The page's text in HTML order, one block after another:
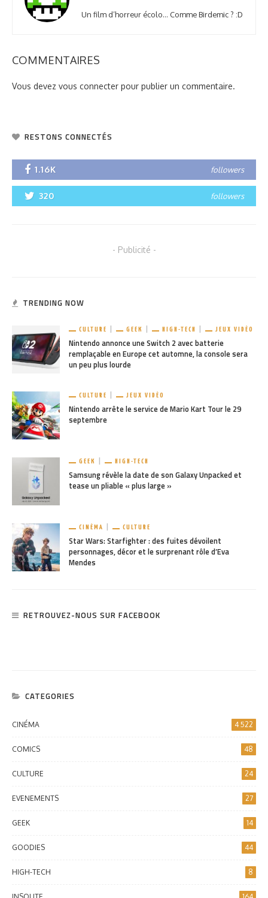
Un film d’horreur écolo… Comme Birdemic ? :D
COMMENTAIRES
Vous devez vous connecter pour publier un commentaire.
RESTONS CONNECTÉS
1.16K followers
320 followers
- Publicité -
TRENDING NOW
CULTURE GEEK HIGH-TECH JEUX VIDÉO
Nintendo annonce une Switch 2 avec batterie
remplaçable en Europe cet automne, la console sera
un peu plus lourde
CULTURE JEUX VIDÉO
Nintendo arrête le service de Mario Kart Tour le 29
septembre
GEEK HIGH-TECH
Samsung révèle la date de son Galaxy Unpacked et
tease un pliable « plus large »
CINÉMA CULTURE
Star Wars: Starfighter : des fuites dévoilent
personnages, décor et le surprenant rôle d’Eva
Mendes
RETROUVEZ-NOUS SUR FACEBOOK
CATEGORIES
CINÉMA 4 522
COMICS 48
CULTURE 24
EVENEMENTS 27
GEEK 14
GOODIES 44
HIGH-TECH 8